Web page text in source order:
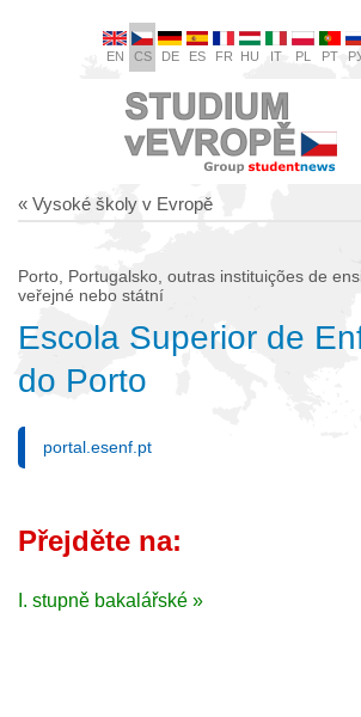
EN CS DE ES FR HU IT PL PT
« Vysoké školy v Evropě
Porto, Portugalsko, outras instituições de
veřejné nebo státní
Escola Superior de
do Porto
portal.esenf.pt
Přejděte na:
I. stupně bakalářské »